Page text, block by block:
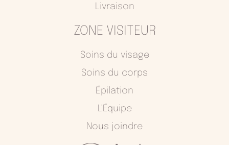
ZONE VISITEUR
Soins du visage
Soins du corps
Épilation
L'Équipe
Nous joindre
Livraison